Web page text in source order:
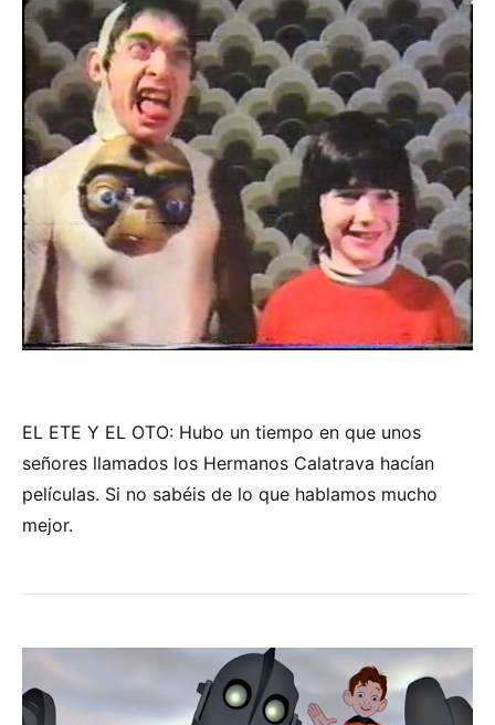
EL ETE Y EL OTO: Hubo un tiempo en que unos
señores llamados los Hermanos Calatrava hacían
películas. Si no sabéis de lo que hablamos mucho
mejor.